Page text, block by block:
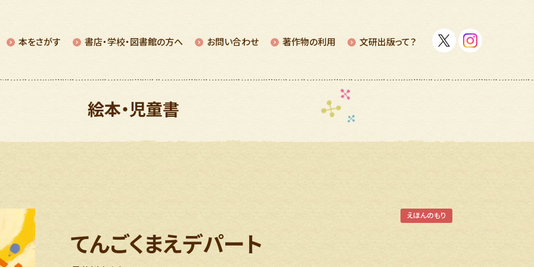
本をさがす 書店・学校・図書館の⽅へ お問い合わせ 著作物の利⽤ ⽂研出版って？
絵本・児童書
えほんのもり
てんごくまえデパート